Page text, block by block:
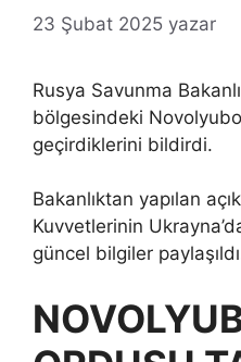
23 Şubat 2025 yazar
Rusya Savunma
bölgesindeki
geçirdiklerini bildirdi.
Bakanlıktan yapılan
Kuvvetlerinin
güncel bilgiler